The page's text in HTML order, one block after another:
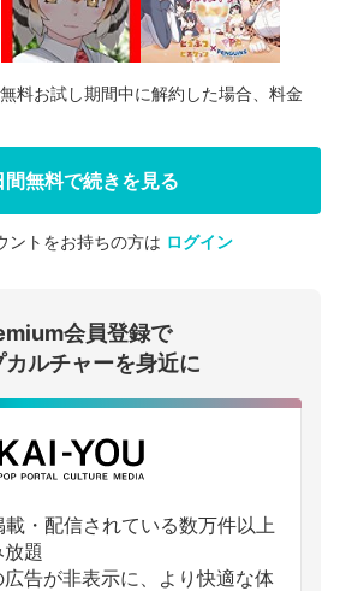
会員登録する
ログインする
料お試し期間中に解約した場合、料金
無料で続きを見る
ントをお持ちの方は ログイン
会員登録で
カルチャーを身近に
載・配信されている数万件以上
題
告が非表示に、より快適な体